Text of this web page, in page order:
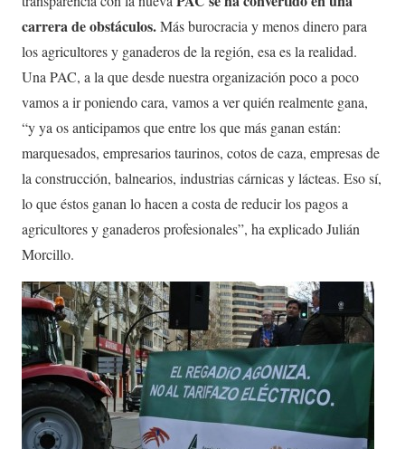
carrera de obstáculos.Más burocracia y menos dinero para
los agricultores y ganaderos de la región, esa es la realidad.
Una PAC, a la que desde nuestra organización poco a poco
vamos a ir poniendo cara, vamos a ver quién realmente gana,
“y ya os anticipamos que entre los que más ganan están:
marquesados, empresarios taurinos, cotos de caza, empresas de
la construcción, balnearios, industrias cárnicas y lácteas. Eso sí,
lo que éstos ganan lo hacen a costa de reducir los pagos a
agricultores y ganaderos profesionales”, ha explicado Julián
Morcillo.